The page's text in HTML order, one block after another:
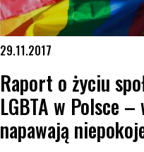
29.11.2017
Raport o życiu
LGBTA w Polsce
napawają